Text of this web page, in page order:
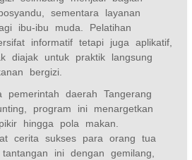
sementara layanan
ibu-ibu muda. Pelatihan
informatif tetapi juga aplikatif,
diajak untuk praktik langsung
bergizi.
pemerintah daerah Tangerang
program ini menargetkan
hingga pola makan.
cerita sukses para orang tua
ini dengan gemilang,